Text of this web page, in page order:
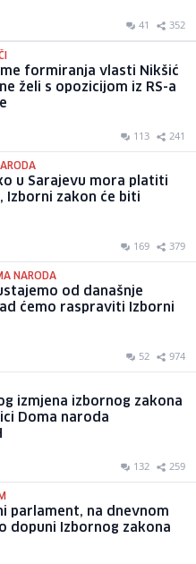
41 352
formiranja vlasti Nikšić
želi s opozicijom iz RS-a
113 241
u Sarajevu mora platiti
Izborni zakon će biti
169 379
NARODA
od današnje
ćemo raspraviti Izborni
52 974
izmjena izbornog zakona
Doma naroda
132 259
parlament, na dnevnom
dopuni Izbornog zakona